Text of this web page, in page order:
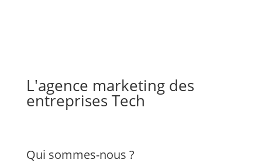
L'agence marketing des
entreprises Tech
Qui sommes-nous ?